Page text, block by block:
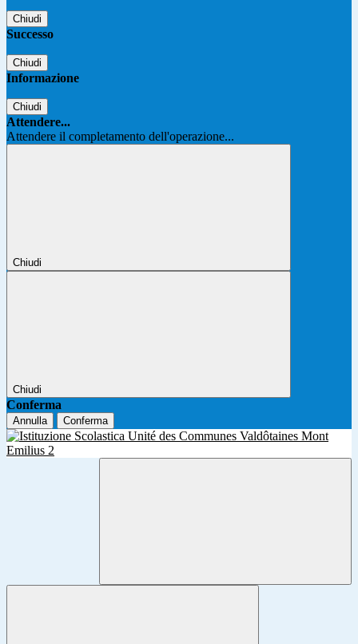
Chiudi
Successo
Chiudi
Informazione
Chiudi
Attendere...
Attendere il completamento dell'operazione...
Chiudi
Chiudi
Conferma
Annulla Conferma